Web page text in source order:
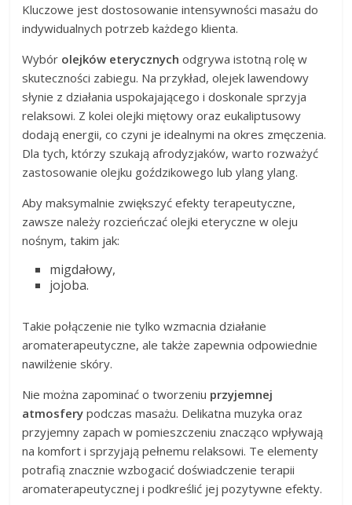
Kluczowe jest dostosowanie intensywności masażu do
indywidualnych potrzeb każdego klienta.
Wybór olejków eterycznych odgrywa istotną rolę w
skuteczności zabiegu. Na przykład, olejek lawendowy
słynie z działania uspokajającego i doskonale sprzyja
relaksowi. Z kolei olejki miętowy oraz eukaliptusowy
dodają energii, co czyni je idealnymi na okres zmęczenia.
Dla tych, którzy szukają afrodyzjaków, warto rozważyć
zastosowanie olejku goździkowego lub ylang ylang.
Aby maksymalnie zwiększyć efekty terapeutyczne,
zawsze należy rozcieńczać olejki eteryczne w oleju
nośnym, takim jak:
migdałowy,
jojoba.
Takie połączenie nie tylko wzmacnia działanie
aromaterapeutyczne, ale także zapewnia odpowiednie
nawilżenie skóry.
Nie można zapominać o tworzeniu przyjemnej
atmosfery podczas masażu. Delikatna muzyka oraz
przyjemny zapach w pomieszczeniu znacząco wpływają
na komfort i sprzyjają pełnemu relaksowi. Te elementy
potrafią znacznie wzbogacić doświadczenie terapii
aromaterapeutycznej i podkreślić jej pozytywne efekty.